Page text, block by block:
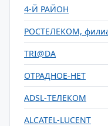
4-Й РАЙОН
РОСТЕЛЕКОМ,
TRI@DA
ОТРАДНОЕ-НЕТ
ADSL-ТЕЛЕКОМ
ALCATEL-LUCENT